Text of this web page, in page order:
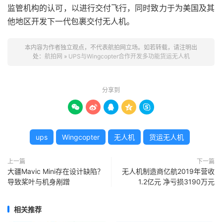
监管机构的认可，以进行交付飞行，同时致力于为美国及其
他地区开发下一代包裹交付无人机。
本内容为作者独立观点，不代表航拍网立场。如若转载，请注明出
处： 航拍网 » UPS与Wingcopter合作开发多功能货运无人机
分享到
    
ups Wingcopter 无人机 货运无人机
上一篇
大疆Mavic Mini存在设计缺陷？
导致桨叶与机身剐蹭
下一篇
无人机制造商亿航2019年营收
1.2亿元 净亏损3190万元
相关推荐